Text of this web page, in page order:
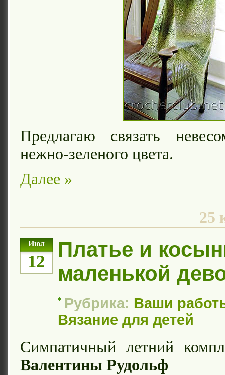
Предлагаю связать
нежно-зеленого цвета.
Далее »
25
Июл
12
Платье и
маленькой
Рубрика: Ваши
Вязание для детей
Симпатичный летний
Валентины Рудольф